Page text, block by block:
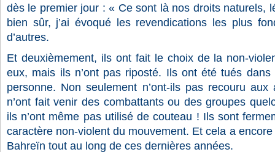
dès le premier jour : « Ce sont là nos droits naturels,
bien sûr, j’ai évoqué les revendications les plus
d’autres.
Et deuxièmement, ils ont fait le choix de la non-
eux, mais ils n’ont pas riposté. Ils ont été tués
personne. Non seulement n’ont-ils pas recouru
n’ont fait venir des combattants ou des groupes
ils n’ont même pas utilisé de couteau ! Ils sont
caractère non-violent du mouvement. Et cela a
Bahreïn tout au long de ces dernières années.